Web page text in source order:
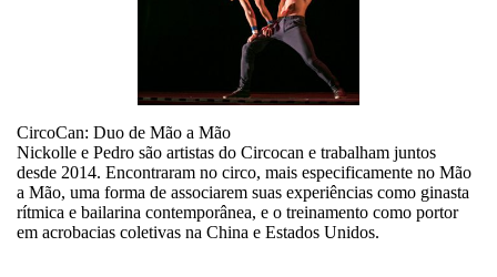
CircoCan: Duo de Mão a Mão
Nickolle e Pedro são artistas do Circocan e trabalham juntos
desde 2014. Encontraram no circo, mais especificamente no Mão
a Mão, uma forma de associarem suas experiências como ginasta
rítmica e bailarina contemporânea, e o treinamento como portor
em acrobacias coletivas na China e Estados Unidos.